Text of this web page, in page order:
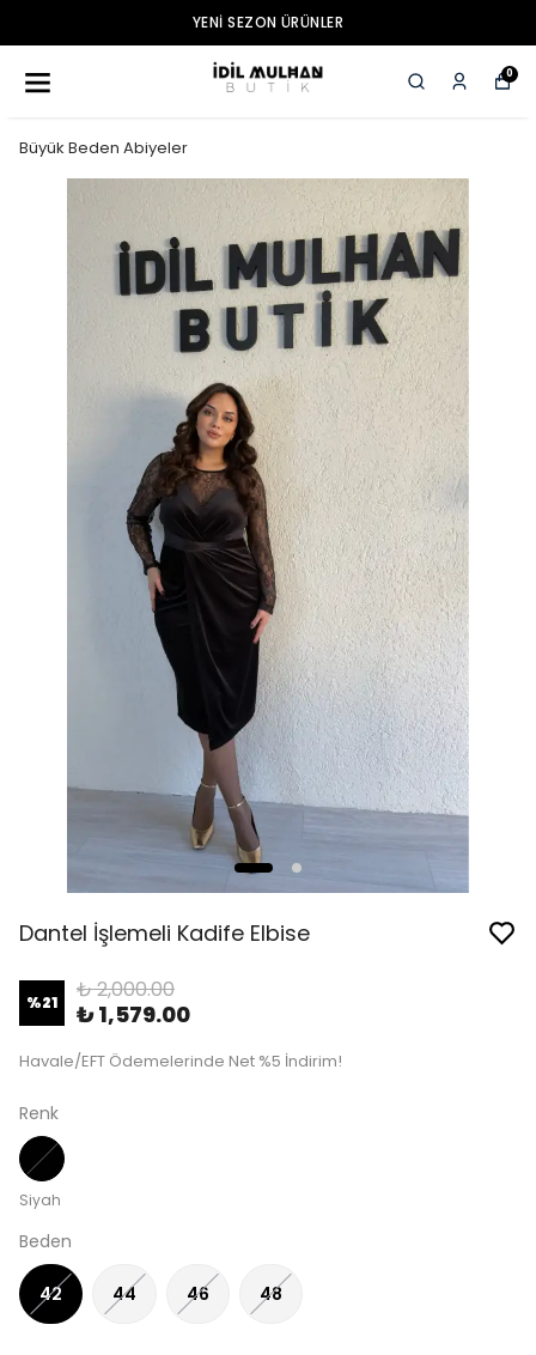
YENI SEZON ÜRÜNLER
0
Büyük Beden Abiyeler
Dantel İşlemeli Kadife Elbise
%21 ₺ 2,000.00
₺ 1,579.00
Havale/EFT Ödemelerinde Net %5 İndirim!
Renk
Siyah
Beden
42 44 46 48